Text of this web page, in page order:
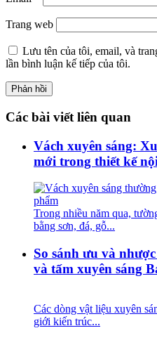
Trang web
Lưu tên của tôi, email, và
lần bình luận kế tiếp của tôi.
Các bài viết liên quan
Vách xuyên sáng:
mới trong thiết kế
Trong nhiều năm qua,
bằng sơn, đá, gỗ...
So sánh ưu và
và tấm xuyên sáng
Các dòng vật liệu xuyên
giới kiến trúc...